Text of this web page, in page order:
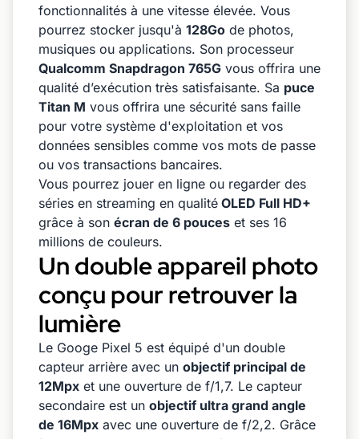
fonctionnalités à une vitesse élevée. Vous
pourrez stocker jusqu'à 128Go de photos,
musiques ou applications. Son processeur
Qualcomm Snapdragon 765G vous offrira une
qualité d’exécution très satisfaisante. Sa puce
Titan M vous offrira une sécurité sans faille
pour votre système d'exploitation et vos
données sensibles comme vos mots de passe
ou vos transactions bancaires.
Vous pourrez jouer en ligne ou regarder des
séries en streaming en qualité OLED Full HD+
grâce à son écran de 6 pouces et ses 16
millions de couleurs.
Un double appareil photo
conçu pour retrouver la
lumière
Le Googe Pixel 5 est équipé d'un double
capteur arrière avec un objectif principal de
12Mpx et une ouverture de f/1,7. Le capteur
secondaire est un objectif ultra grand angle
de 16Mpx avec une ouverture de f/2,2. Grâce